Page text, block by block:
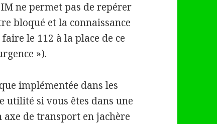
ne permet pas de repérer
bloqué et la connaissance
le 112 à la place de ce
»).
implémentée dans les
utilité si vous êtes dans une
de transport en jachère